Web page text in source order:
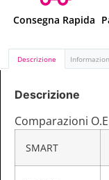
Consegna Rapida
Descrizione
Descrizione
Comparazioni
SMART